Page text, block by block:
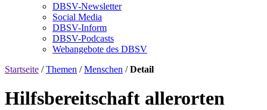
DBSV-Newsletter
Social Media
DBSV-Inform
DBSV-Podcasts
Webangebote des DBSV
Startseite /Themen /Menschen /Detail
Hilfsbereitschaft allerorten